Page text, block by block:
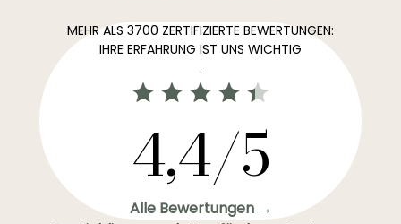
MEHR ALS 3700 ZERTIFIZIERTE BEWERTUNGEN:
IHRE ERFAHRUNG IST UNS WICHTIG
.
4,4/5
Alle Bewertungen →